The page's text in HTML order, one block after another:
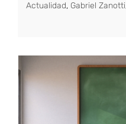
Actualidad, Gabriel Zanotti